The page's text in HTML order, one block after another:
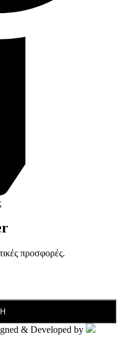
προσφορές.
& Developed by